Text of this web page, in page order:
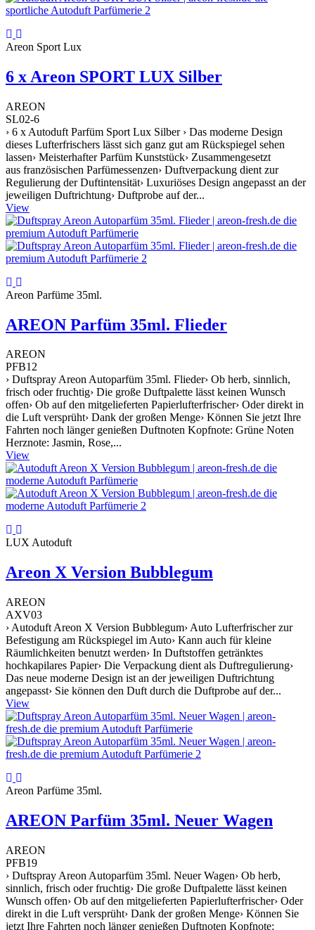
Areon Sport Lux
6 x Areon SPORT LUX Silber
AREON
SL02-6
› 6 x Autoduft Parfüm Sport Lux Silber › Das moderne Design
dieses Lufterfrischers lässt sich ganz gut am Rückspiegel sehen
lassen› Meisterhafter Parfüm Kunststück› Zusammengesetzt
aus französischen Parfümessenzen› Duftverpackung dient zur
Regulierung der Duftintensität› Luxuriöses Design angepasst an der
jeweiligen Duftrichtung› Duftprobe auf der...
View
Areon Parfüme 35ml.
AREON Parfüm 35ml. Flieder
AREON
PFB12
› Duftspray Areon Autoparfüm 35ml. Flieder› Ob herb, sinnlich,
frisch oder fruchtig› Die große Duftpalette lässt keinen Wunsch
offen› Ob auf den mitgelieferten Papierlufterfrischer› Oder direkt in
die Luft versprüht› Dank der großen Menge› Können Sie jetzt Ihre
Fahrten noch länger genießen Duftnoten Kopfnote: Grüne Noten
Herznote: Jasmin, Rose,...
View
LUX Autoduft
Areon X Version Bubblegum
AREON
AXV03
› Autoduft Areon X Version Bubblegum› Auto Lufterfrischer zur
Befestigung am Rückspiegel im Auto› Kann auch für kleine
Räumlichkeiten benutzt werden› In Duftstoffen getränktes
hochkapilares Papier› Die Verpackung dient als Duftregulierung›
Das neue moderne Design ist an der jeweiligen Duftrichtung
angepasst› Sie können den Duft durch die Duftprobe auf der...
View
Areon Parfüme 35ml.
AREON Parfüm 35ml. Neuer Wagen
AREON
PFB19
› Duftspray Areon Autoparfüm 35ml. Neuer Wagen› Ob herb,
sinnlich, frisch oder fruchtig› Die große Duftpalette lässt keinen
Wunsch offen› Ob auf den mitgelieferten Papierlufterfrischer› Oder
direkt in die Luft versprüht› Dank der großen Menge› Können Sie
jetzt Ihre Fahrten noch länger genießen Duftnoten Kopfnote: